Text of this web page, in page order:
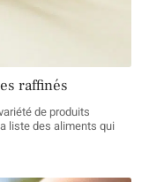
raffinés
de produits
liste des aliments qui